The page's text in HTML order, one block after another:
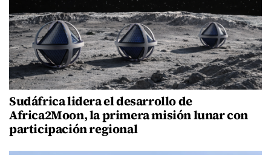
Sudáfrica lidera el desarrollo de
Africa2Moon, la primera misión lunar con
participación regional